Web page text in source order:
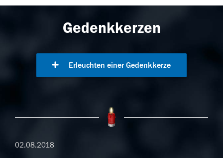
Gedenkkerzen
Erleuchten einer Gedenkkerze
02.08.2018